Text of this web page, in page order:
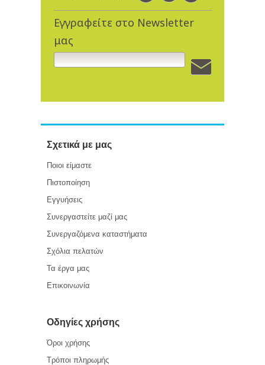
Εγγραφείτε στο Newsletter
μας
Σχετικά με μας
Ποιοι είμαστε
Πιστοποίηση
Εγγυήσεις
Συνεργαστείτε μαζί μας
Συνεργαζόμενα καταστήματα
Σχόλια πελατών
Τα έργα μας
Επικοινωνία
Οδηγίες χρήσης
Όροι χρήσης
Τρόποι πληρωμής